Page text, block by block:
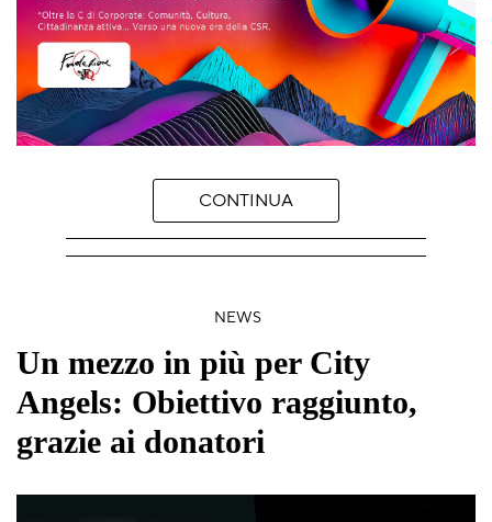
CONTINUA
NEWS
Un mezzo in più per City
Angels: Obiettivo raggiunto,
grazie ai donatori